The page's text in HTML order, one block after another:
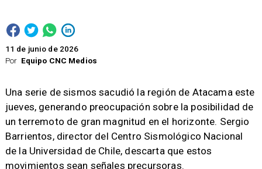
Por Equipo CNC Medios
11 de junio de 2026
Una serie de sismos sacudió la región de Atacama este
jueves, generando preocupación sobre la posibilidad de
un terremoto de gran magnitud en el horizonte. Sergio
Barrientos, director del Centro Sismológico Nacional
de la Universidad de Chile, descarta que estos
movimientos sean señales precursoras.